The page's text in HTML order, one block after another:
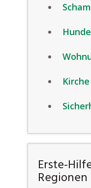
Erste-
Regionen